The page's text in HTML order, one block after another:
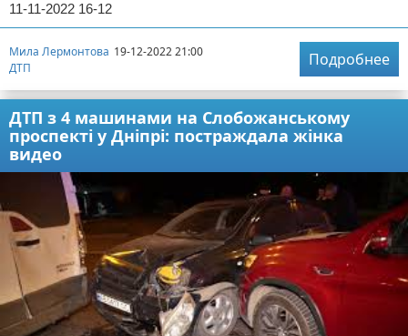
11-11-2022 16-12
Мила Лермонтова 19-12-2022 21:00
ДТП
Подробнее
ДТП з 4 машинами на Слобожанському
проспекті у Дніпрі: постраждала жінка
видео